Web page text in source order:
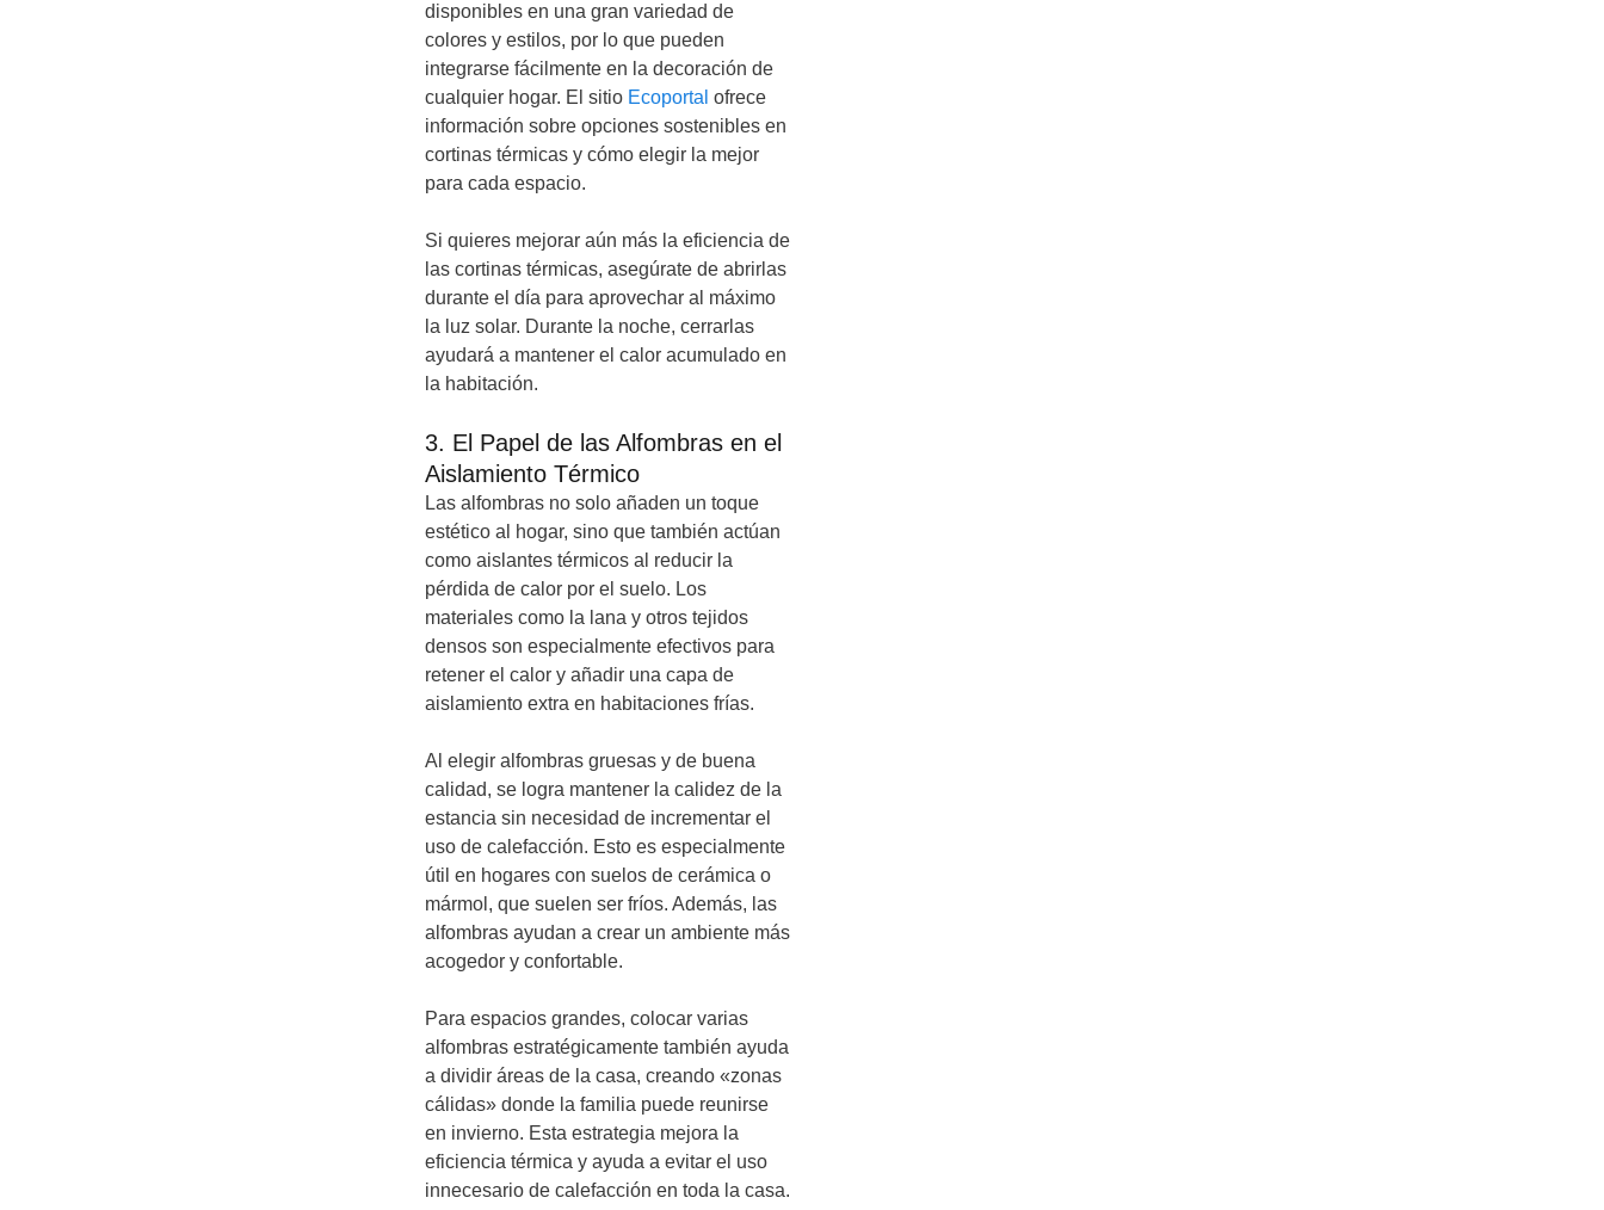
disponibles en una gran variedad de
colores y estilos, por lo que pueden
integrarse fácilmente en la decoración de
cualquier hogar. El sitio Ecoportal ofrece
información sobre opciones sostenibles en
cortinas térmicas y cómo elegir la mejor
para cada espacio.
Si quieres mejorar aún más la eficiencia de
las cortinas térmicas, asegúrate de abrirlas
durante el día para aprovechar al máximo
la luz solar. Durante la noche, cerrarlas
ayudará a mantener el calor acumulado en
la habitación.
3. El Papel de las Alfombras en el
Aislamiento Térmico
Las alfombras no solo añaden un toque
estético al hogar, sino que también actúan
como aislantes térmicos al reducir la
pérdida de calor por el suelo. Los
materiales como la lana y otros tejidos
densos son especialmente efectivos para
retener el calor y añadir una capa de
aislamiento extra en habitaciones frías.
Al elegir alfombras gruesas y de buena
calidad, se logra mantener la calidez de la
estancia sin necesidad de incrementar el
uso de calefacción. Esto es especialmente
útil en hogares con suelos de cerámica o
mármol, que suelen ser fríos. Además, las
alfombras ayudan a crear un ambiente más
acogedor y confortable.
Para espacios grandes, colocar varias
alfombras estratégicamente también ayuda
a dividir áreas de la casa, creando «zonas
cálidas» donde la familia puede reunirse
en invierno. Esta estrategia mejora la
eficiencia térmica y ayuda a evitar el uso
innecesario de calefacción en toda la casa.